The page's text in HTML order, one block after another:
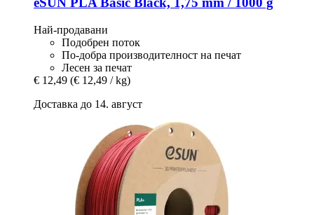
Най-продавани
Подобрен поток
По-добра производителност на печат
Лесен за печат
€ 12,49 (€ 12,49 / kg)
Доставка до 14. август